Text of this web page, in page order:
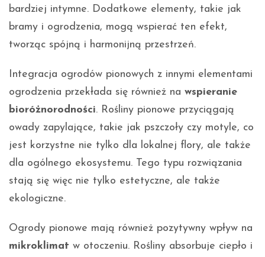
bardziej intymne. Dodatkowe elementy, takie jak
bramy i ogrodzenia, mogą wspierać ten efekt,
tworząc spójną i harmonijną przestrzeń.
Integracja ogrodów pionowych z innymi elementami
ogrodzenia przekłada się również na wspieranie
bioróżnorodności. Rośliny pionowe przyciągają
owady zapylające, takie jak pszczoły czy motyle, co
jest korzystne nie tylko dla lokalnej flory, ale także
dla ogólnego ekosystemu. Tego typu rozwiązania
stają się więc nie tylko estetyczne, ale także
ekologiczne.
Ogrody pionowe mają również pozytywny wpływ na
mikroklimat w otoczeniu. Rośliny absorbuje ciepło i